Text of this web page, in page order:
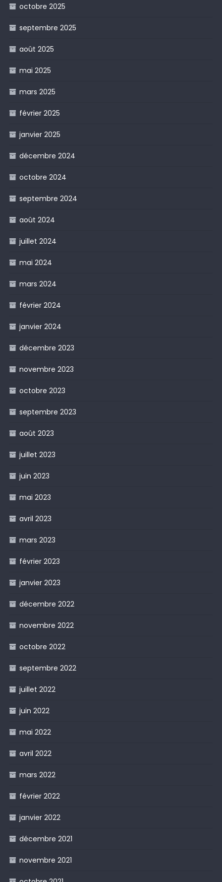
octobre 2025
septembre 2025
août 2025
mai 2025
mars 2025
février 2025
janvier 2025
décembre 2024
octobre 2024
septembre 2024
août 2024
juillet 2024
mai 2024
mars 2024
février 2024
janvier 2024
décembre 2023
novembre 2023
octobre 2023
septembre 2023
août 2023
juillet 2023
juin 2023
mai 2023
avril 2023
mars 2023
février 2023
janvier 2023
décembre 2022
novembre 2022
octobre 2022
septembre 2022
juillet 2022
juin 2022
mai 2022
avril 2022
mars 2022
février 2022
janvier 2022
décembre 2021
novembre 2021